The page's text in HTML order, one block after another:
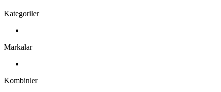
Kategoriler
Markalar
Kombinler